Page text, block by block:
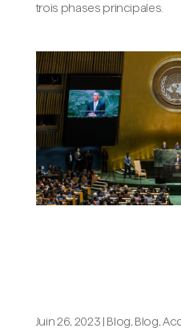
trois phases principales.
Juin 26, 2023 | Blog, Blog,